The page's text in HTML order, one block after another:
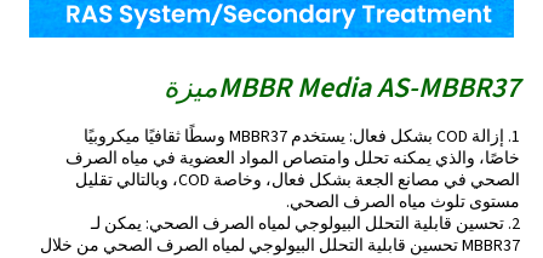
MBBR Media AS-MBBR37ميزة
1. إزالة COD بشكل فعال: يستخدم MBBR37 وسطًا ثقافيًا ميكروبيًا
خاصًا، والذي يمكنه تحلل وامتصاص المواد العضوية في مياه الصرف
الصحي في مصانع الجعة بشكل فعال، وخاصة COD، وبالتالي تقليل
مستوى تلوث مياه الصرف الصحي.
2. تحسين قابلية التحلل البيولوجي لمياه الصرف الصحي: يمكن لـ
MBBR37 تحسين قابلية التحلل البيولوجي لمياه الصرف الصحي من خلال